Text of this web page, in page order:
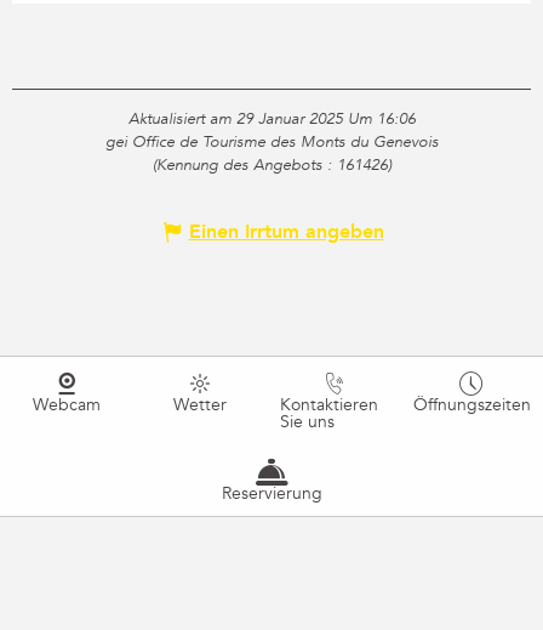
Aktualisiert am 29 Januar 2025 Um 16:06
gei Office de Tourisme des Monts du Genevois
(Kennung des Angebots : 161426)
Einen Irrtum angeben
Webcam Wetter Kontaktieren
Sie uns
Öffnungszeiten
Reservierung